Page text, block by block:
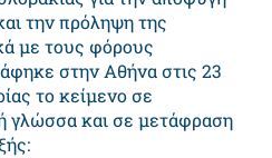
την πρόληψη της
με τους φόρους
στην Αθήνα στις 23
το κείμενο σε
γλώσσα και σε μετάφραση